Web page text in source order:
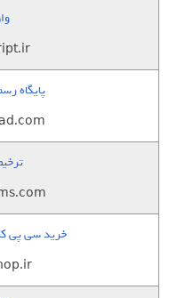
پایگاه
خرید سی پی